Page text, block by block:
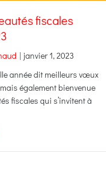
fiscales
| janvier 1, 2023
année dit meilleurs vœux
également bienvenue
fiscales qui s’invitent à